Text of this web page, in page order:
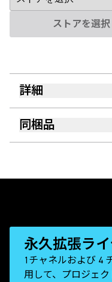
ストアを選択
詳細
同梱品
永久拡張ラ
1チャネルおよび 4
用して、プロジェ